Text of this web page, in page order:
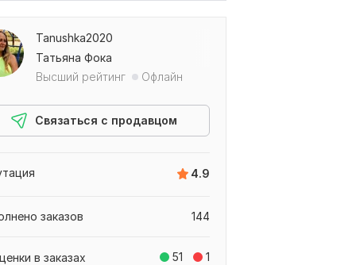
Tanushka2020
Татьяна Фока
Высший рейтинг
Офлайн
Связаться с продавцом
4.9
144
заказов
51 1
в заказах